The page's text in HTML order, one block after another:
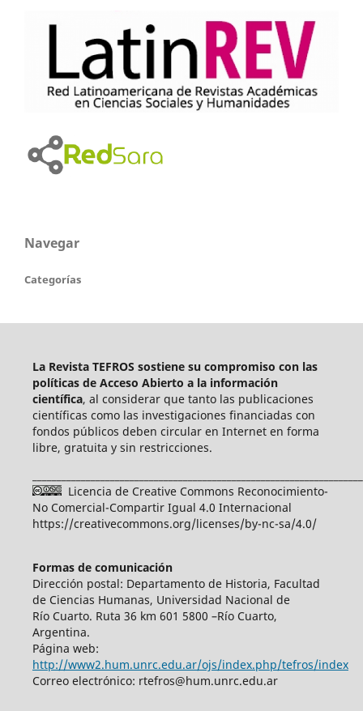
Navegar
Categorías
La Revista TEFROS sostiene su compromiso con las
políticas de Acceso Abierto a la información
científica, al considerar que tanto las publicaciones
científicas como las investigaciones financiadas con
fondos públicos deben circular en Internet en forma
libre, gratuita y sin restricciones.
Licencia de Creative Commons Reconocimiento-
No Comercial-Compartir Igual 4.0 Internacional
https://creativecommons.org/licenses/by-nc-sa/4.0/
Formas de comunicación
Dirección postal: Departamento de Historia, Facultad
de Ciencias Humanas, Universidad Nacional de
Río Cuarto. Ruta 36 km 601 5800 –Río Cuarto,
Argentina.
Página web:
http://www2.hum.unrc.edu.ar/ojs/index.php/tefros/index
Correo electrónico: rtefros@hum.unrc.edu.ar